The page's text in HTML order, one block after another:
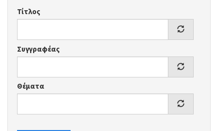
Τίτλος
Συγγραφέας
Θέματα